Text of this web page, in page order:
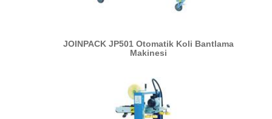
JOINPACK JP501 Otomatik Koli Bantlama
Makinesi